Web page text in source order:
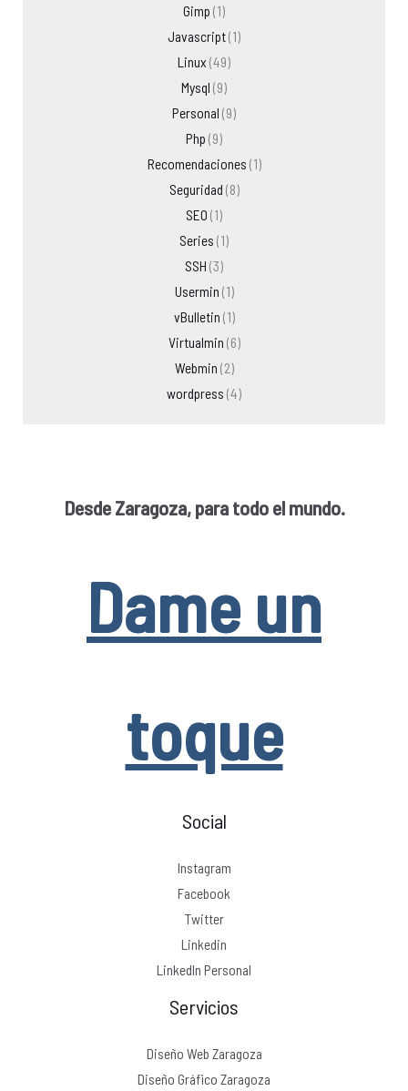
Gimp (1)
Javascript(1)
Linux (49)
Mysql (9)
Personal (9)
Php (9)
Recomendaciones (1)
Seguridad (8)
SEO (1)
Series (1)
SSH (3)
Usermin (1)
vBulletin (1)
Virtualmin (6)
Webmin (2)
wordpress (4)
Desde Zaragoza, para todo el mundo.
Dame un
toque
Social
Instagram
Facebook
Twitter
Linkedin
LinkedIn Personal
Servicios
Diseño Web Zaragoza
Diseño Gráfico Zaragoza